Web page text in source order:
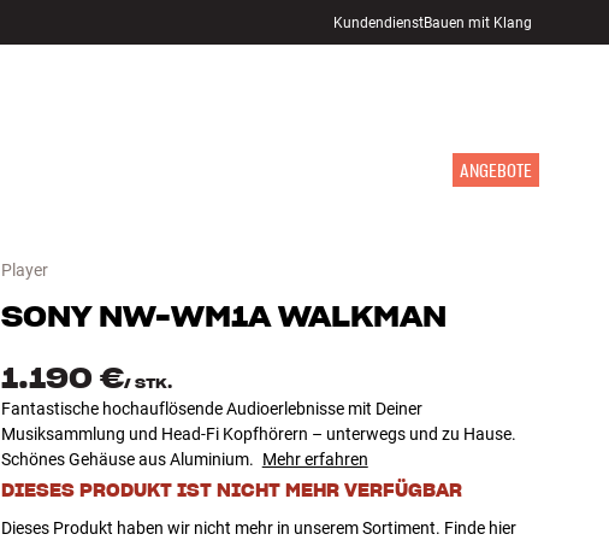
KundendienstBauen mit Klang
ANGEBOTE
Player
SONY NW-WM1A WALKMAN
1.190 €/ STK.
Fantastische hochauflösende Audioerlebnisse mit Deiner
Musiksammlung und Head-Fi Kopfhörern – unterwegs und zu Hause.
Schönes Gehäuse aus Aluminium. Mehr erfahren
DIESES PRODUKT IST NICHT MEHR VERFÜGBAR
Dieses Produkt haben wir nicht mehr in unserem Sortiment. Finde hier